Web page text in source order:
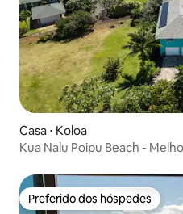
Casa ⋅ Koloa
Kua Nalu Poipu Beach -
Preferido dos hóspedes
Preferido dos hóspedes